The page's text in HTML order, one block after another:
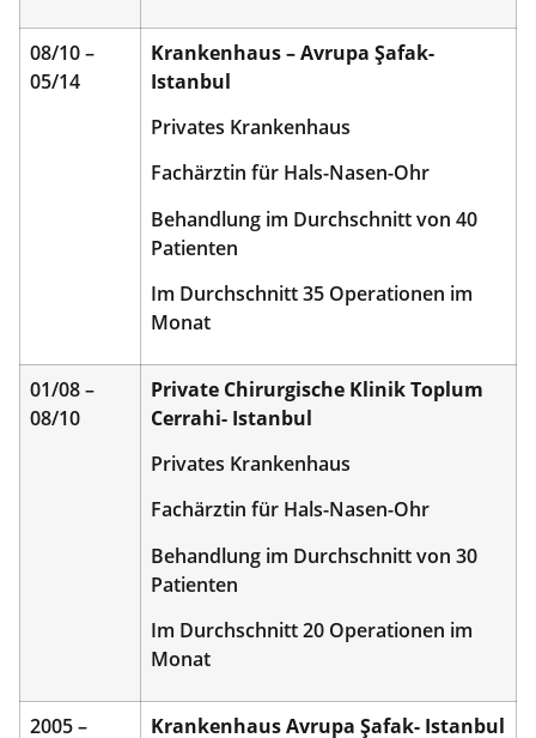
08/10 –
05/14
Krankenhaus – Avrupa Şafak-
Istanbul
Privates Krankenhaus
Fachärztin für Hals-Nasen-Ohr
Behandlung im Durchschnitt von 40
Patienten
Im Durchschnitt 35 Operationen im
Monat
01/08 –
08/10
Private Chirurgische Klinik Toplum
Cerrahi- Istanbul
Privates Krankenhaus
Fachärztin für Hals-Nasen-Ohr
Behandlung im Durchschnitt von 30
Patienten
Im Durchschnitt 20 Operationen im
Monat
2005 – Krankenhaus Avrupa Şafak- Istanbul